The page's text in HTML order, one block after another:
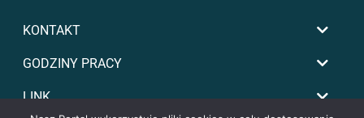
KONTAKT
GODZINY PRACY
LINK